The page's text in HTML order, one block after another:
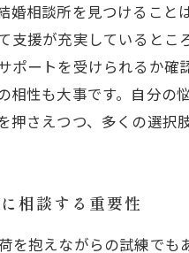
婚相談所を見つけるこ
支援が充実していると
ポートを受けられるか
相性も大事です。自分
さえつつ、多くの選択
相談する重要性
を抱えながらの試練で